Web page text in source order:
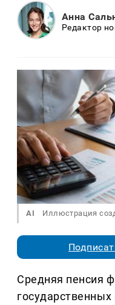
Анна
Редактор
AI Иллюстрация
Средняя пенсия